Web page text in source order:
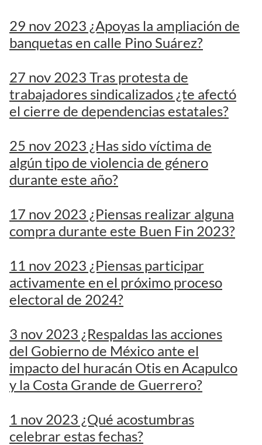
29 nov 2023 ¿Apoyas la ampliación de
banquetas en calle Pino Suárez?
27 nov 2023 Tras protesta de
trabajadores sindicalizados ¿te afectó
el cierre de dependencias estatales?
25 nov 2023 ¿Has sido víctima de
algún tipo de violencia de género
durante este año?
17 nov 2023 ¿Piensas realizar alguna
compra durante este Buen Fin 2023?
11 nov 2023 ¿Piensas participar
activamente en el próximo proceso
electoral de 2024?
3 nov 2023 ¿Respaldas las acciones
del Gobierno de México ante el
impacto del huracán Otis en Acapulco
y la Costa Grande de Guerrero?
1 nov 2023 ¿Qué acostumbras
celebrar estas fechas?